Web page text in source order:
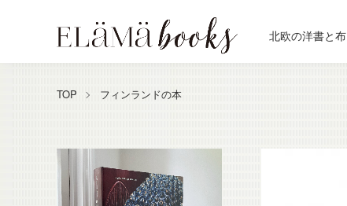
北欧の洋書と布
TOP フィンランドの本